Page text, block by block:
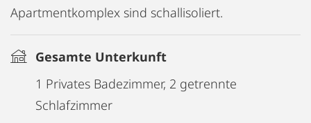
Apartmentkomplex sind schallisoliert.
Gesamte Unterkunft
1 Privates Badezimmer, 2 getrennte
Schlafzimmer